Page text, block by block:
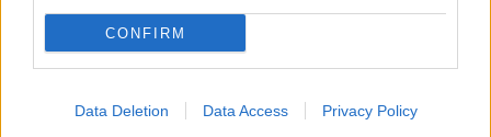
CONFIRM
Data Deletion Data Access Privacy Policy